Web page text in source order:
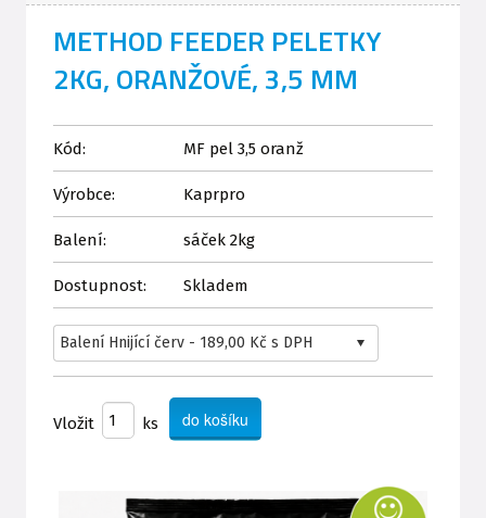
METHOD FEEDER PELETKY
2KG, ORANŽOVÉ, 3,5 MM
Kód: MF pel 3,5 oranž
Výrobce: Kaprpro
Balení: sáček 2kg
Dostupnost: Skladem
Vložit ks